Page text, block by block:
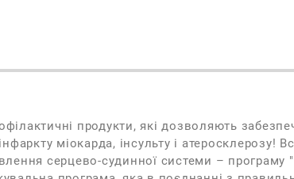
продукти, які дозволяють
міокарда, інсульту і атеросклерозу!
серцево-судинної системи – програму